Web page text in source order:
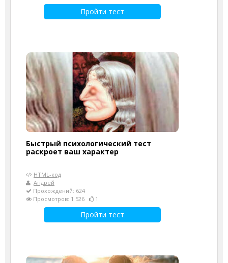
Пройти тест
Быстрый психологический тест
раскроет ваш характер
HTML-код
Андрей
Прохождений: 624
Просмотров: 1 526
1
Пройти тест